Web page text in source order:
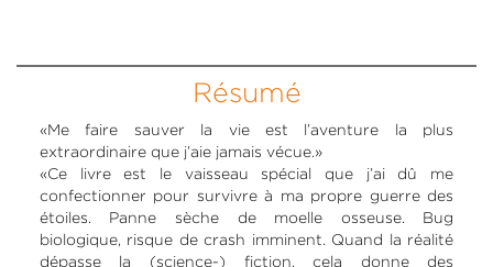
Résumé
«­Me faire sauver la vie est l’aventure la plus
extraordinaire que j’aie jamais vécue.­»
«­Ce livre est le vaisseau spécial que j’ai dû me
confectionner pour survivre à ma propre guerre des
étoiles. Panne sèche de moelle osseuse. Bug
biologique, risque de crash imminent. Quand la réalité
dépasse la (science-) fiction, cela donne des